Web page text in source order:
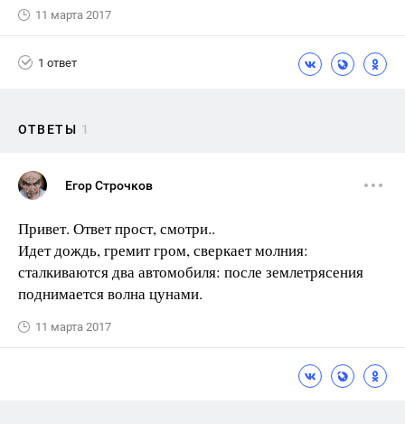
11 марта 2017
1 ответ
ОТВЕТЫ 1
Егор Строчков
Привет. Ответ прост, смотри..
Идет дождь, гремит гром, сверкает молния:
сталкиваются два автомобиля: после землетрясения
поднимается волна цунами.
11 марта 2017